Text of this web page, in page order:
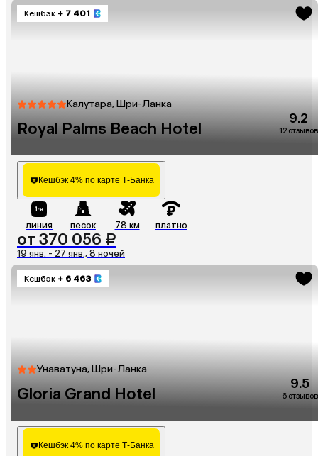
Кешбэк + 7 401
Калутара, Шри-Ланка
Royal Palms Beach Hotel
9.2
12 отзывов
Кешбэк 4% по карте Т-Банка
линия песок 78 км платно
от 370 056 ₽
19 янв. - 27 янв., 8 ночей
Кешбэк + 6 463
Унаватуна, Шри-Ланка
Gloria Grand Hotel
9.5
6 отзывов
Кешбэк 4% по карте Т-Банка